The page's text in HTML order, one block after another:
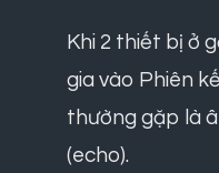
Khi 2 thiết bị ở
gia vào Phiên
thường gặp là
(echo).